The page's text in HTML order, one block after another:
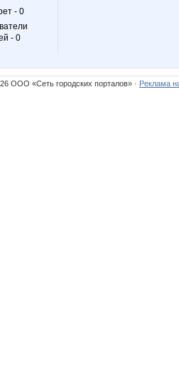
- 0
- 0
ООО «Сеть городских порталов» · Реклама